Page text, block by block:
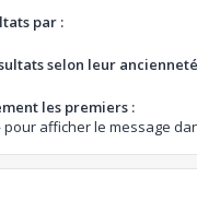
par :
selon leur
les premiers :
pour afficher le message